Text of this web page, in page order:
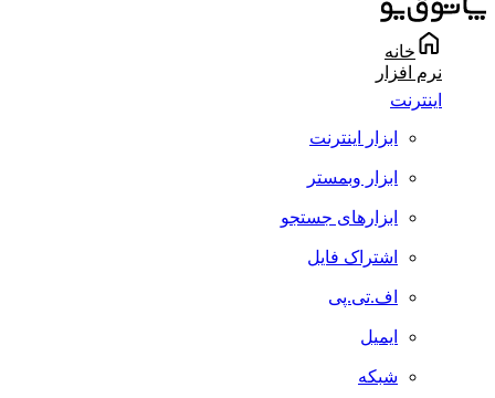
خانه
نرم افزار
اینترنت
ابزار اینترنت
ابزار وبمستر
ابزارهای جستجو
اشتراک فایل
اف.تی.پی
ایمیل
شبکه